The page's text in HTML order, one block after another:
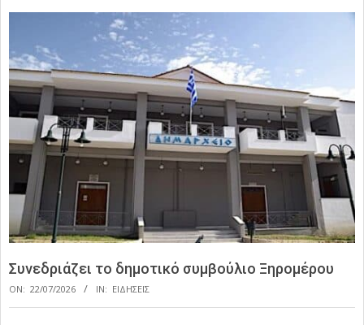
Συνεδριάζει το δημοτικό συμβούλιο Ξηρομέρου
ON: 22/07/2026 IN: ΕΙΔΗΣΕΙΣ